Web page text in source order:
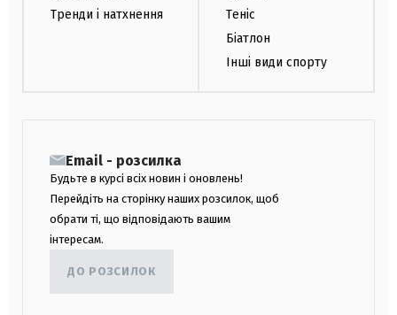
Тренди і натхнення
Теніс
Біатлон
Інші види спорту
Email - розсилка
Будьте в курсі всіх новин і оновлень!
Перейдіть на сторінку наших розсилок, щоб
обрати ті, що відповідають вашим
інтересам.
ДО РОЗСИЛОК